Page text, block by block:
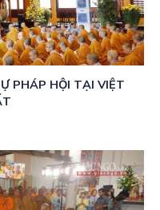
PHÁP HỘI TẠI VIỆT